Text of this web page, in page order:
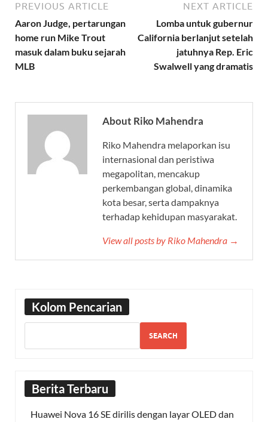
PREVIOUS ARTICLE
Aaron Judge, pertarungan
home run Mike Trout
masuk dalam buku sejarah
MLB
NEXT ARTICLE
Lomba untuk gubernur
California berlanjut setelah
jatuhnya Rep. Eric
Swalwell yang dramatis
About Riko Mahendra
Riko Mahendra melaporkan isu
internasional dan peristiwa
megapolitan, mencakup
perkembangan global, dinamika
kota besar, serta dampaknya
terhadap kehidupan masyarakat.
View all posts by Riko Mahendra →
Kolom Pencarian
SEARCH
Berita Terbaru
Huawei Nova 16 SE dirilis dengan layar OLED dan